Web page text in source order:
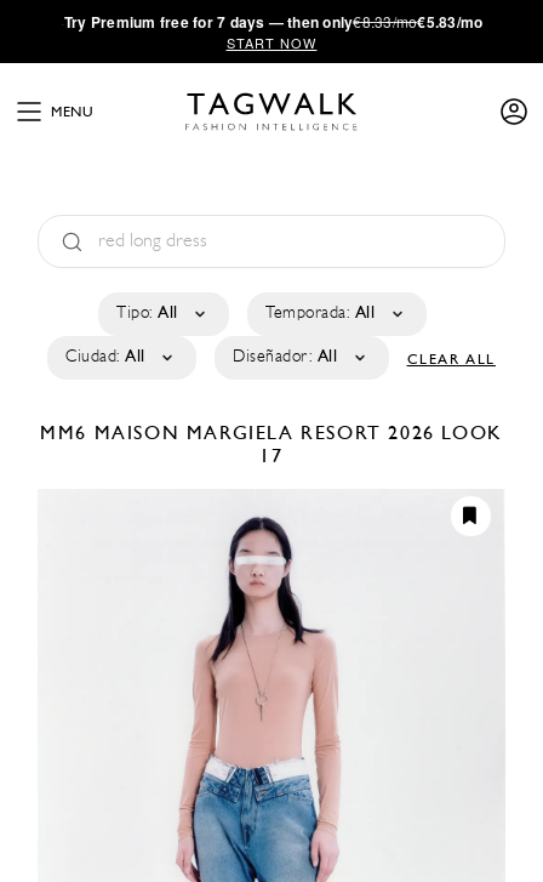
·Try Premium free for 7 days — then only€8.33/mo€5.83/mo
START NOW
MENU
Tipo: All Temporada: All
Ciudad: All Diseñador: All CLEAR ALL
MM6 MAISON MARGIELA RESORT 2026 LOOK
17